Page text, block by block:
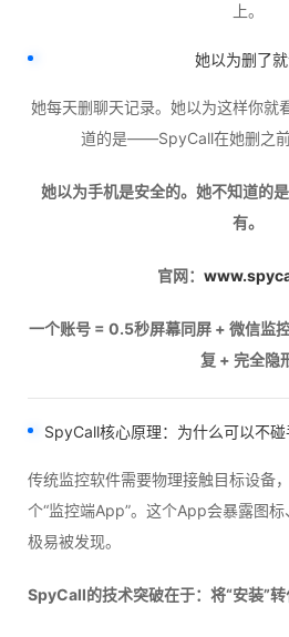
上。
她以为删了
她每天删聊天记录。她以为这样你就
道的是——SpyCall在她删之前
她以为手机是安全的。她不知道
有。
官网：
一个账号 = 0.5秒屏幕同屏 + 微信监
复 + 完全隐
SpyCall核心原理：为什么可以不碰
传统监控软件需要物理接触目标设备
个“监控端App”。这个App会暴露图标
极易被发现。
SpyCall的技术突破在于：将“安装”转